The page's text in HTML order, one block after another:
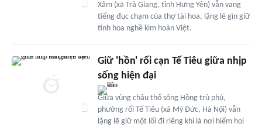
Xâm (xã Trà Giang, tỉnh Hưng Yên) vẫn vang
tiếng đục chạm của thợ tài hoa, lặng lẽ gìn giữ
tinh hoa nghề kim hoàn Việt.
Giữ 'hồn' rối cạn Tế Tiêu giữa nhịp
sống hiện đại
Giữa vùng châu thổ sông Hồng trù phú,
phường rối Tế Tiêu (xã Mỹ Đức, Hà Nội) vẫn
lặng lẽ giữ một lối đi riêng khi là nơi hiếm hoi